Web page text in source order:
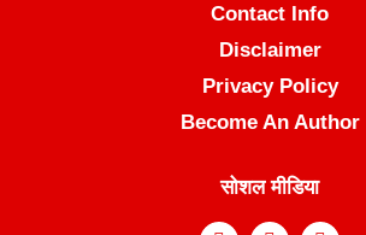
Contact Info
Disclaimer
Privacy Policy
Become An Author
सोशल मीडिया